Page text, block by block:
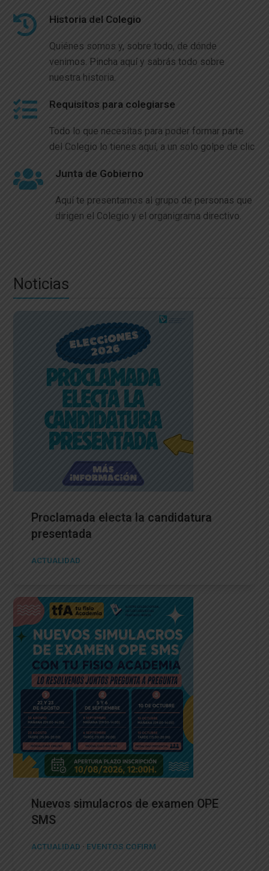
Historia del Colegio
Quiénes somos y, sobre todo, de dónde
venimos. Pincha aquí y sabrás todo sobre
nuestra historia.
Requisitos para colegiarse
Todo lo que necesitas para poder formar parte
del Colegio lo tienes aquí, a un solo golpe de clic
Junta de Gobierno
Aquí te presentamos al grupo de personas que
dirigen el Colegio y el organigrama directivo.
Noticias
Proclamada electa la candidatura
presentada
ACTUALIDAD
Nuevos simulacros de examen OPE
SMS
ACTUALIDAD · EVENTOS COFIRM